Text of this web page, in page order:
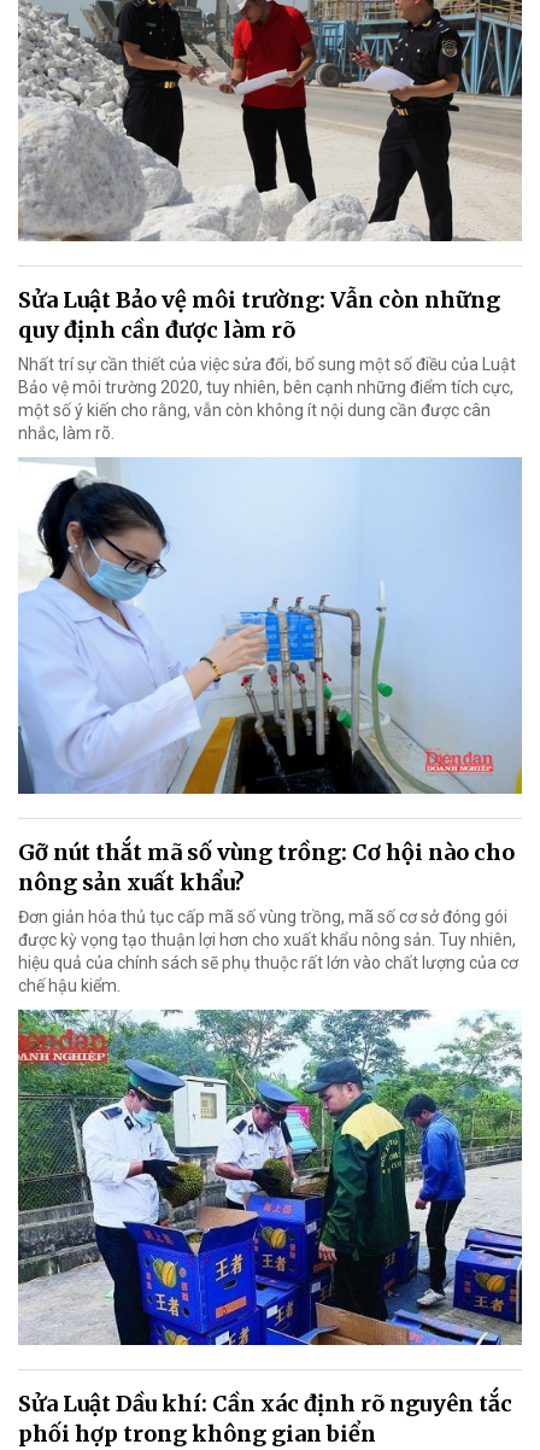
Sửa Luật Bảo vệ môi trường: Vẫn còn những
quy định cần được làm rõ
Nhất trí sự cần thiết của việc sửa đổi, bổ sung một số điều của Luật
Bảo vệ môi trường 2020, tuy nhiên, bên cạnh những điểm tích cực,
một số ý kiến cho rằng, vẫn còn không ít nội dung cần được cân
nhắc, làm rõ.
Gỡ nút thắt mã số vùng trồng: Cơ hội nào cho
nông sản xuất khẩu?
Đơn giản hóa thủ tục cấp mã số vùng trồng, mã số cơ sở đóng gói
được kỳ vọng tạo thuận lợi hơn cho xuất khẩu nông sản. Tuy nhiên,
hiệu quả của chính sách sẽ phụ thuộc rất lớn vào chất lượng của cơ
chế hậu kiểm.
Sửa Luật Dầu khí: Cần xác định rõ nguyên tắc
phối hợp trong không gian biển